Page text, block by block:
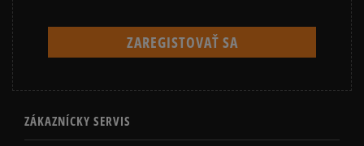
ZÁKAZNÍCKY SERVIS